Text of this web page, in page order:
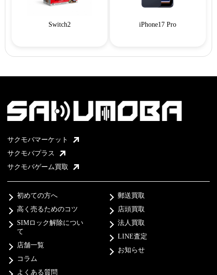
Switch2 iPhone17 Pro
サクモバマーケット
サクモバプラス
サクモバゲーム買取
初めての方へ
高く売るためのコツ
SIMロック解除につい
て
店舗一覧
コラム
よくある質問
郵送買取
店頭買取
法人買取
LINE査定
お知らせ